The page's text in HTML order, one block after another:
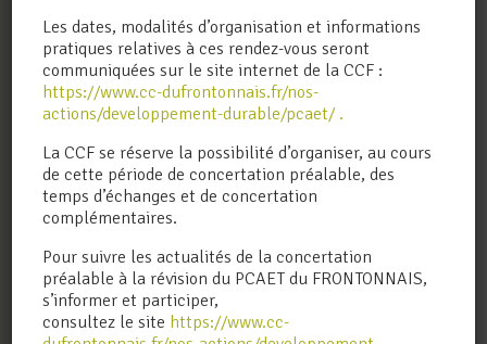
Prénom (obligatoire)
Adresse (obligatoire)
Code postal
Ville(obligatoire)
Les dates, modalités d’organisation et informations
pratiques relatives à ces rendez-vous seront
communiquées sur le site internet de la CCF :
https://www.cc-dufrontonnais.fr/nos-
actions/developpement-durable/pcaet/ .
La CCF se réserve la possibilité d’organiser, au cours
de cette période de concertation préalable, des
temps d’échanges et de concertation
complémentaires.
Pour suivre les actualités de la concertation
préalable à la révision du PCAET du FRONTONNAIS,
s’informer et participer,
consultez le site https://www.cc-